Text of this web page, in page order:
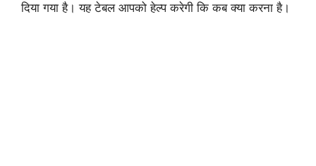
दिया गया है। यह टेबल आपको हेल्प करेगी कि कब क्या करना है।